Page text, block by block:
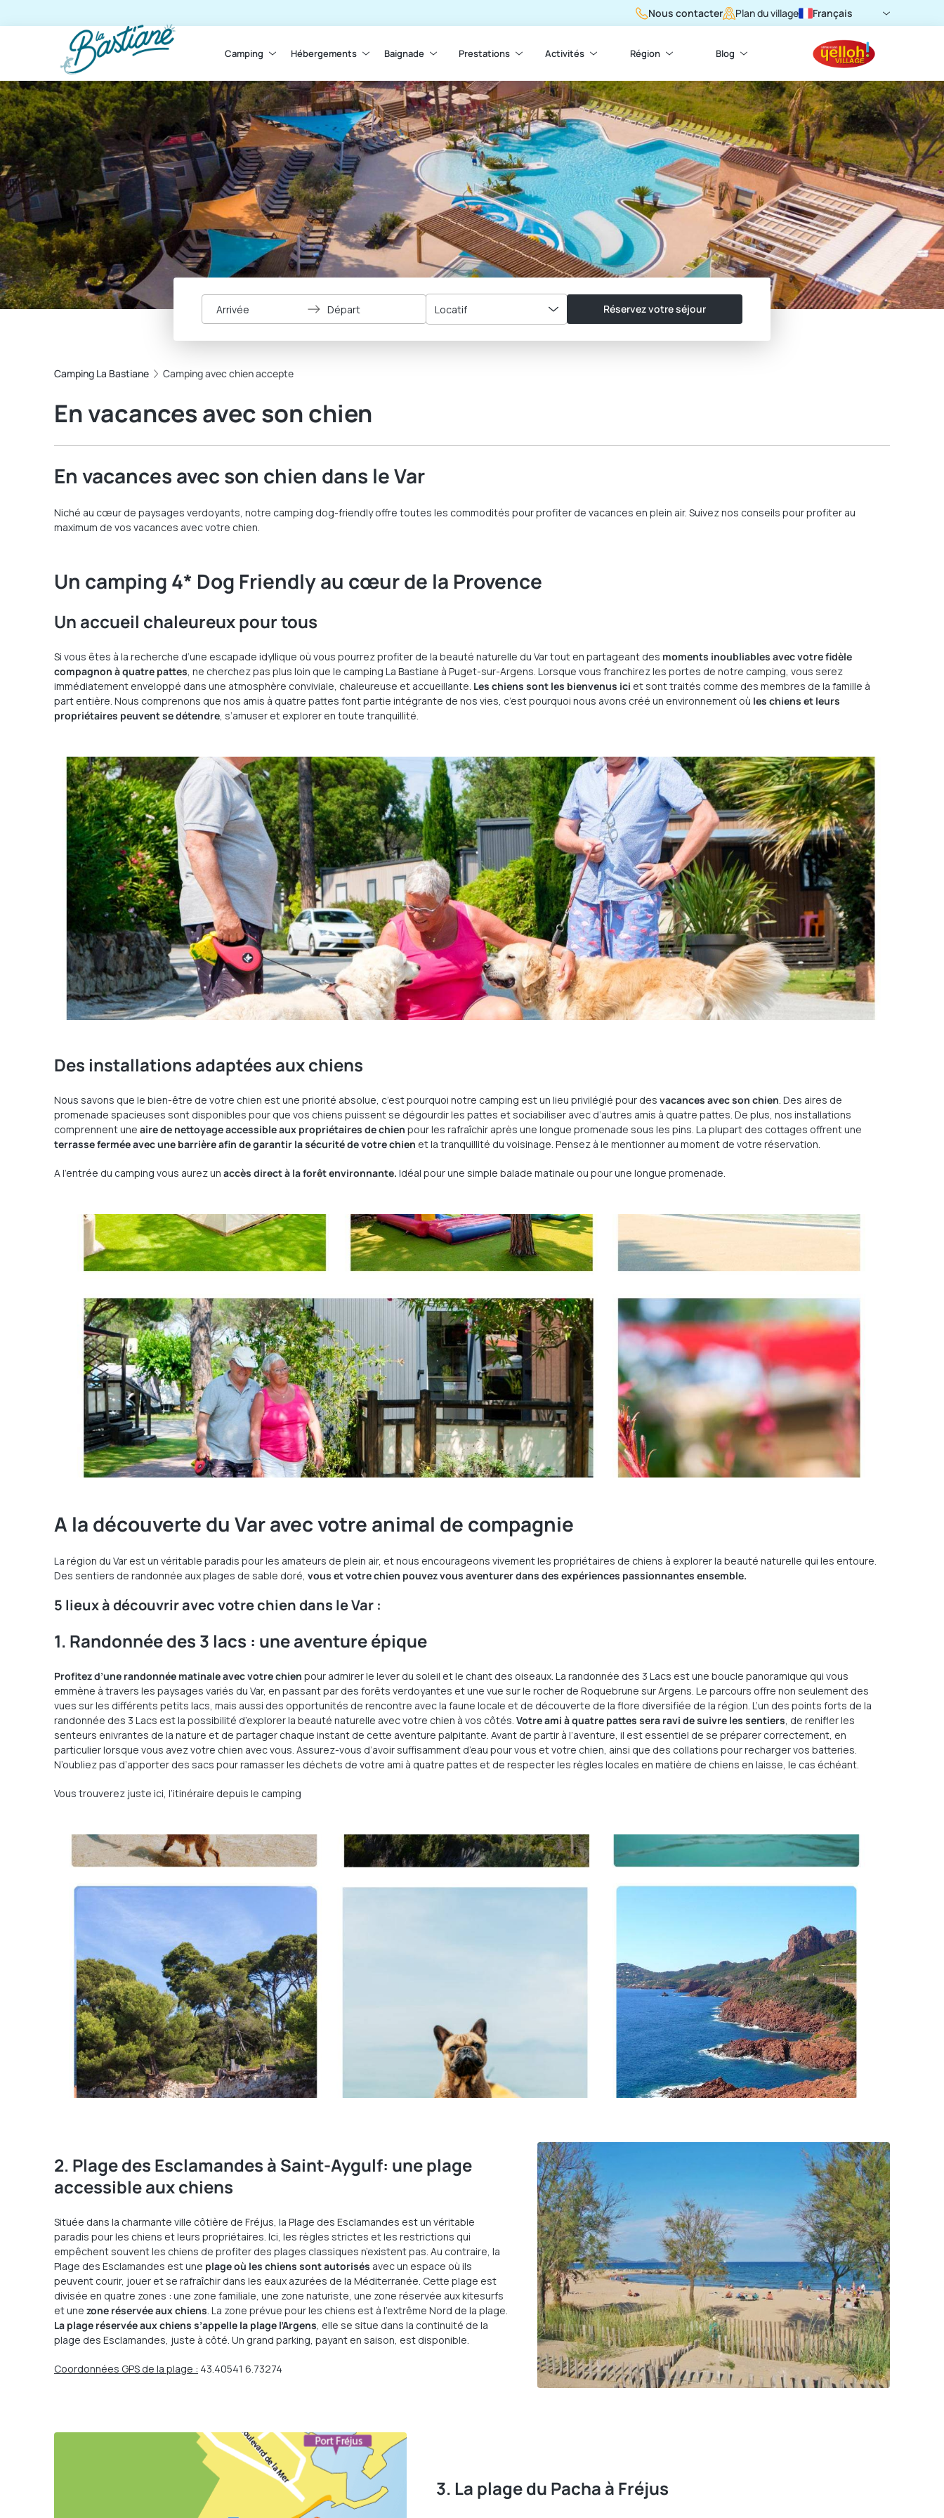
Nous contacter Plan du village Français
Camping Hébergements Baignade Prestations Activités Région Blog
Arrivée Départ Locatif Réservez votre séjour
Camping La Bastiane Camping avec chien accepte
En vacances avec son chien
En vacances avec son chien dans le Var
Niché au cœur de paysages verdoyants, notre camping dog-friendly offre toutes les commodités pour profiter de vacances en plein air. Suivez nos conseils pour profiter au
maximum de vos vacances avec votre chien.
Un camping 4* Dog Friendly au cœur de la Provence
Un accueil chaleureux pour tous
Si vous êtes à la recherche d’une escapade idyllique où vous pourrez profiter de la beauté naturelle du Var tout en partageant des moments inoubliables avec votre fidèle
compagnon à quatre pattes, ne cherchez pas plus loin que le camping La Bastiane à Puget-sur-Argens. Lorsque vous franchirez les portes de notre camping, vous serez
immédiatement enveloppé dans une atmosphère conviviale, chaleureuse et accueillante. Les chiens sont les bienvenus ici et sont traités comme des membres de la famille à
part entière. Nous comprenons que nos amis à quatre pattes font partie intégrante de nos vies, c’est pourquoi nous avons créé un environnement où les chiens et leurs
propriétaires peuvent se détendre, s’amuser et explorer en toute tranquillité.
Des installations adaptées aux chiens
Nous savons que le bien-être de votre chien est une priorité absolue, c’est pourquoi notre camping est un lieu privilégié pour des vacances avec son chien. Des aires de
promenade spacieuses sont disponibles pour que vos chiens puissent se dégourdir les pattes et sociabiliser avec d’autres amis à quatre pattes. De plus, nos installations
comprennent une aire de nettoyage accessible aux propriétaires de chien pour les rafraîchir après une longue promenade sous les pins. La plupart des cottages offrent une
terrasse fermée avec une barrière afin de garantir la sécurité de votre chien et la tranquillité du voisinage. Pensez à le mentionner au moment de votre réservation.
A l’entrée du camping vous aurez un accès direct à la forêt environnante. Idéal pour une simple balade matinale ou pour une longue promenade.
A la découverte du Var avec votre animal de compagnie
La région du Var est un véritable paradis pour les amateurs de plein air, et nous encourageons vivement les propriétaires de chiens à explorer la beauté naturelle qui les entoure.
Des sentiers de randonnée aux plages de sable doré, vous et votre chien pouvez vous aventurer dans des expériences passionnantes ensemble.
5 lieux à découvrir avec votre chien dans le Var :
1. Randonnée des 3 lacs : une aventure épique
Profitez d’une randonnée matinale avec votre chien pour admirer le lever du soleil et le chant des oiseaux. La randonnée des 3 Lacs est une boucle panoramique qui vous
emmène à travers les paysages variés du Var, en passant par des forêts verdoyantes et une vue sur le rocher de Roquebrune sur Argens. Le parcours offre non seulement des
vues sur les différents petits lacs, mais aussi des opportunités de rencontre avec la faune locale et de découverte de la flore diversifiée de la région. L’un des points forts de la
randonnée des 3 Lacs est la possibilité d’explorer la beauté naturelle avec votre chien à vos côtés. Votre ami à quatre pattes sera ravi de suivre les sentiers, de renifler les
senteurs enivrantes de la nature et de partager chaque instant de cette aventure palpitante. Avant de partir à l’aventure, il est essentiel de se préparer correctement, en
particulier lorsque vous avez votre chien avec vous. Assurez-vous d’avoir suffisamment d’eau pour vous et votre chien, ainsi que des collations pour recharger vos batteries.
N’oubliez pas d’apporter des sacs pour ramasser les déchets de votre ami à quatre pattes et de respecter les règles locales en matière de chiens en laisse, le cas échéant.
Vous trouverez juste ici, l’itinéraire depuis le camping
2. Plage des Esclamandes à Saint-Aygulf: une plage
accessible aux chiens
Située dans la charmante ville côtière de Fréjus, la Plage des Esclamandes est un véritable
paradis pour les chiens et leurs propriétaires. Ici, les règles strictes et les restrictions qui
empêchent souvent les chiens de profiter des plages classiques n’existent pas. Au contraire, la
Plage des Esclamandes est une plage où les chiens sont autorisés avec un espace où ils
peuvent courir, jouer et se rafraîchir dans les eaux azurées de la Méditerranée. Cette plage est
divisée en quatre zones : une zone familiale, une zone naturiste, une zone réservée aux kitesurfs
et une zone réservée aux chiens. La zone prévue pour les chiens est à l’extrême Nord de la plage.
La plage réservée aux chiens s’appelle la plage l’Argens, elle se situe dans la continuité de la
plage des Esclamandes, juste à côté. Un grand parking, payant en saison, est disponible.
Coordonnées GPS de la plage : 43.40541 6.73274
3. La plage du Pacha à Fréjus